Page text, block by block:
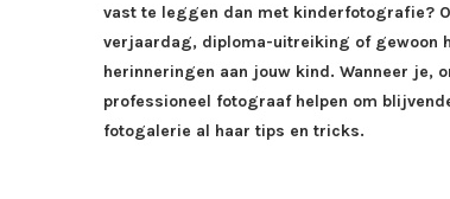
vast te leggen dan met kinderfotografie?
verjaardag, diploma-uitreiking of gewoon
herinneringen aan jouw kind. Wanneer je,
professioneel fotograaf helpen om
fotogalerie al haar tips en tricks.